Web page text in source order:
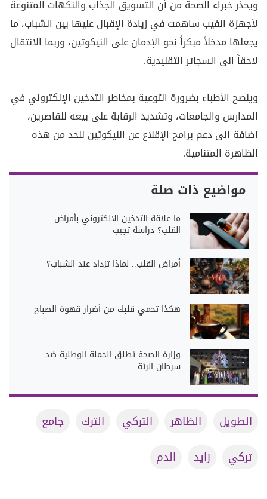
ويحذر خبراء الصحة من أن التسويق الجذاب والنكهات المتنوعة
لأجهزة الفيب ساهمت في زيادة الإقبال عليها بين الشباب، ما
يجعلها مدخلاً مبكراً نحو الإدمان على النيكوتين، وربما الانتقال
لاحقاً إلى السجائر التقليدية.
وينصح الأطباء بضرورة التوعية بمخاطر التدخين الإلكتروني في
المدارس والجامعات، وتشديد الرقابة على بيعه للقاصرين،
إضافة إلى دعم برامج الإقلاع عن النيكوتين للحد من هذه
الظاهرة المتنامية.
مواضيع ذات صلة
ما علاقة التدخين الالكتروني بأمراض
القلب؟ دراسة تجيب
أمراض القلب.. لماذا تزداد عند الشباب؟
هكذا تحمي قلبك من أضرار قهوة الصباح
وزارة الصحة تطلق الحملة الوطنية ضد
سرطان الرئة
الطويل الظاهر التركي الترك
جامع
تركي
زايد الدم